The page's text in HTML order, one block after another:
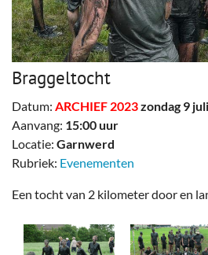
Braggeltocht
Datum: ARCHIEF 2023zondag 9
Aanvang: 15:00 uur
Locatie: Garnwerd
Rubriek: Evenementen
Een tocht van 2 kilometer door en